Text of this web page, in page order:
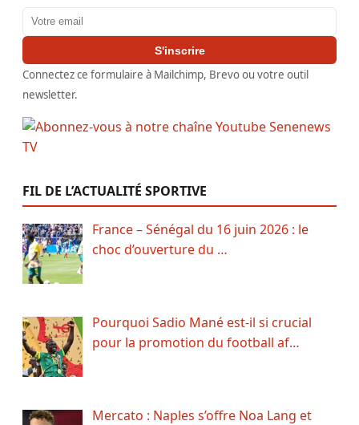
Adresse email
S'inscrire
Connectez ce formulaire à Mailchimp, Brevo ou votre outil
newsletter.
FIL DE L’ACTUALITÉ SPORTIVE
France – Sénégal du 16 juin 2026 : le
choc d’ouverture du …
Pourquoi Sadio Mané est-il si crucial
pour la promotion du football af…
Mercato : Naples s’offre Noa Lang et